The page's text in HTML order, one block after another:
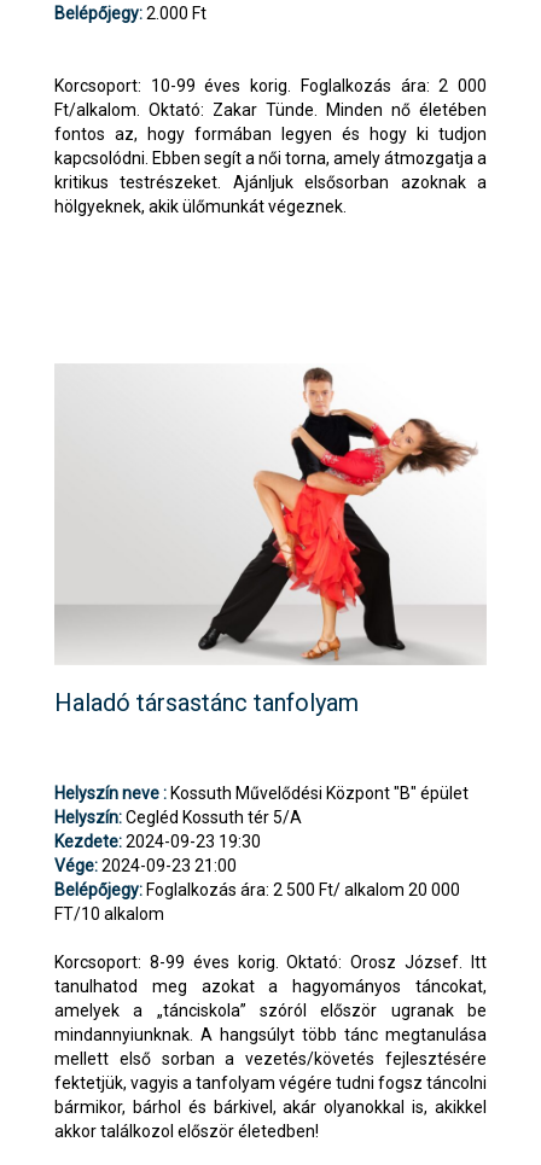
Belépőjegy:2.000 Ft
Korcsoport: 10-99 éves korig. Foglalkozás ára: 2 000
Ft/alkalom. Oktató: Zakar Tünde. Minden nő életében
fontos az, hogy formában legyen és hogy ki tudjon
kapcsolódni. Ebben segít a női torna, amely átmozgatja a
kritikus testrészeket. Ajánljuk elsősorban azoknak a
hölgyeknek, akik ülőmunkát végeznek.
Haladó társastánc tanfolyam
Helyszín neve : Kossuth Művelődési Központ "B" épület
Helyszín:Cegléd Kossuth tér 5/A
Kezdete:2024-09-23 19:30
Vége:2024-09-23 21:00
Belépőjegy: Foglalkozás ára: 2 500 Ft/ alkalom 20 000
FT/10 alkalom
Korcsoport: 8-99 éves korig. Oktató: Orosz József. Itt
tanulhatod meg azokat a hagyományos táncokat,
amelyek a „tánciskola” szóról először ugranak be
mindannyiunknak. A hangsúlyt több tánc megtanulása
mellett első sorban a vezetés/követés fejlesztésére
fektetjük, vagyis a tanfolyam végére tudni fogsz táncolni
bármikor, bárhol és bárkivel, akár olyanokkal is, akikkel
akkor találkozol először életedben!